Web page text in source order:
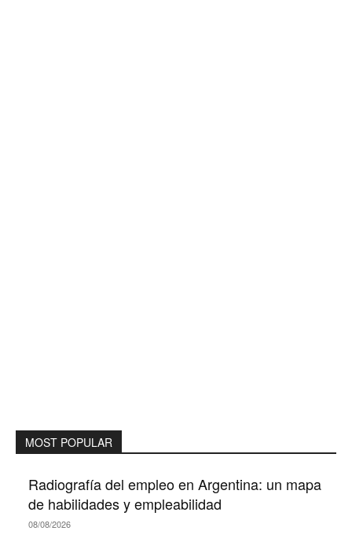
MOST POPULAR
Radiografía del empleo en Argentina: un mapa
de habilidades y empleabilidad
08/08/2026